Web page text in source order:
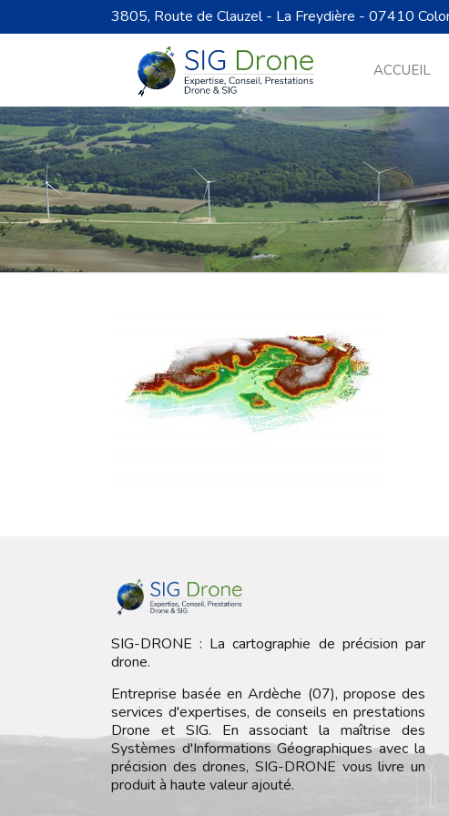
3805, Route de Clauzel - La Freydière - 07410
ACCUEIL
SIG-DRONE : La cartographie de précision par
drone.
Entreprise basée en Ardèche (07), propose des
services d'expertises, de conseils en prestations
Drone et SIG. En associant la maîtrise des
Systèmes d'Informations Géographiques avec la
précision des drones, SIG-DRONE vous livre un
produit à haute valeur ajouté.